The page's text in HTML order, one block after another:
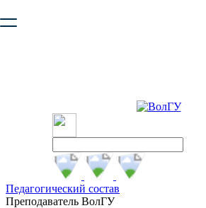
безопасную работу с сайтом. Пожалуйста
Педагогический состав
Преподаватель ВолГУ